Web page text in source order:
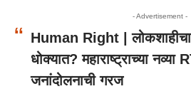
- Advertisement -
Human Right | लोकशाहीचा
धोक्यात? महाराष्ट्राच्या नव्या
जनांदोलनाची गरज